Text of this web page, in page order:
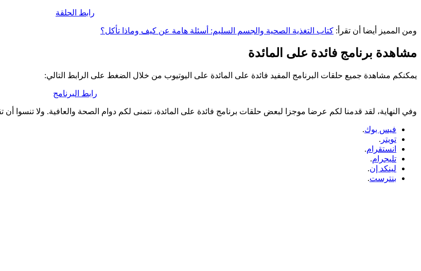
رابط الحلقة
ومن المميز أيضا أن تقرأ: كتاب التغذية الصحية والجسم السليم: أسئلة هامة عن كيف وماذا تأكل؟
مشاهدة برنامج فائدة على المائدة
يمكنكم مشاهدة جميع حلقات البرنامج المفيد فائدة على المائدة على اليوتيوب من خلال الضغط على الرابط التالي:
رابط البرنامج
وفي النهاية، لقد قدمنا لكم عرضا موجزا لبعض حلقات برنامج فائدة على المائدة، نتمنى لكم دوام الصحة والعافية. ولا تنسوا أن
فيس بوك.
تويتر .
انستقرام.
تليجرام.
لينكد إن.
بنترست.